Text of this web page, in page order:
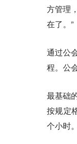
方管理
在了。”
通过公
程。公
最基础
按规定
个小时